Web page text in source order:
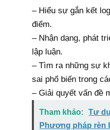
– Hiểu sự gắn kết
điểm.
– Nhận dạng, phát
lập luận.
– Tìm ra những sự
sai phổ biến trong
– Giải quyết vấn đề
Tham khảo:
Tư
Phương pháp rèn